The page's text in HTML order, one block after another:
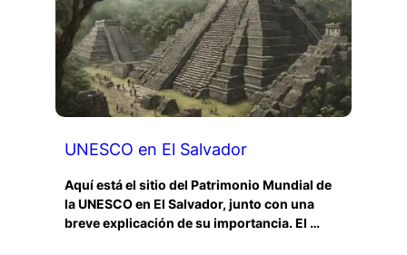
UNESCO en El Salvador
Aquí está el sitio del Patrimonio Mundial de
la UNESCO en El Salvador, junto con una
breve explicación de su importancia. El …